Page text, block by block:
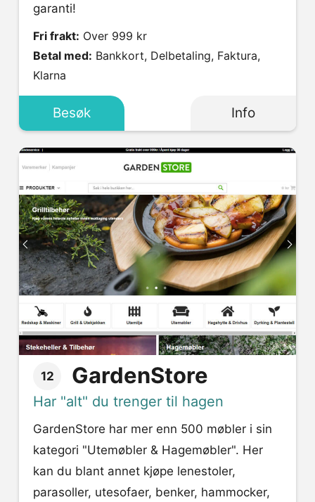
garanti!
Fri frakt: Over 999 kr
Betal med:
Klarna
Besøk Info
12 GardenStore
Har "alt" du trenger til hagen
GardenStore har mer enn 500 møbler i sin
kategori "Utemøbler & Hagemøbler". Her
kan du blant annet kjøpe lenestoler,
parasoller, utesofaer, benker, hammocker,